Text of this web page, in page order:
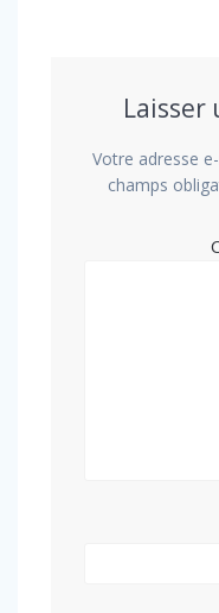
Laisser
Votre adresse
champs